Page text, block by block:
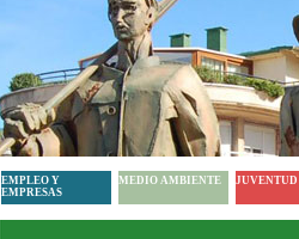
EMPLEO Y
EMPRESAS
MEDIO AMBIENTE JUVENTUD